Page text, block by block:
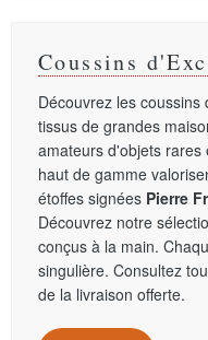
Coussins
Découvrez les coussins
tissus de grandes
amateurs d'objets
haut de gamme
étoffes signées Pierre
Découvrez notre
conçus à la main.
singulière. Consultez
de la livraison offerte.